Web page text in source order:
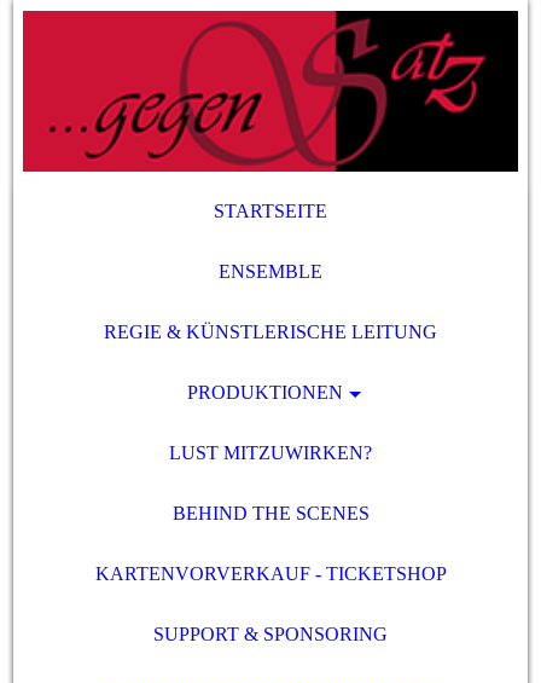
STARTSEITE
ENSEMBLE
REGIE & KÜNSTLERISCHE LEITUNG
PRODUKTIONEN
LUST MITZUWIRKEN?
BEHIND THE SCENES
KARTENVORVERKAUF - TICKETSHOP
SUPPORT & SPONSORING